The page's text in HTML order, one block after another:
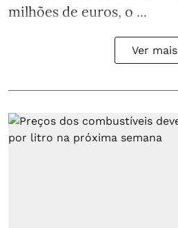
milhões de euros, o ...
Ver mais